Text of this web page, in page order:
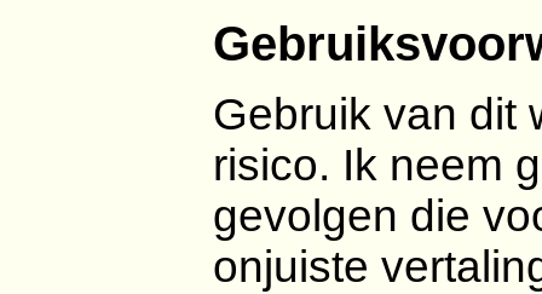
Gebruik van dit
risico. Ik neem
gevolgen die
onjuiste